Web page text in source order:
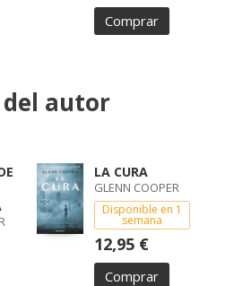
Comprar
autor
LA CURA
GLENN COOPER
Disponible en 1
semana
12,95 €
Comprar